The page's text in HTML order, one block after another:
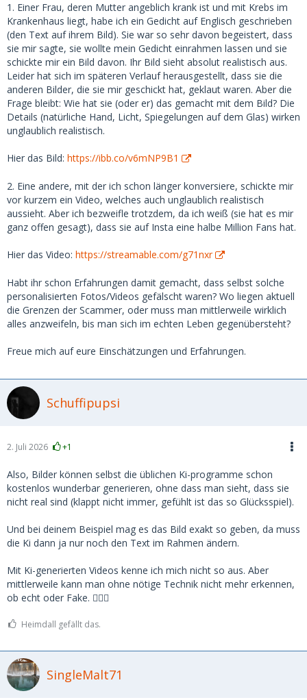
1. Einer Frau, deren Mutter angeblich krank ist und mit Krebs im
Krankenhaus liegt, habe ich ein Gedicht auf Englisch geschrieben
(den Text auf ihrem Bild). Sie war so sehr davon begeistert, dass
sie mir sagte, sie wollte mein Gedicht einrahmen lassen und sie
schickte mir ein Bild davon. Ihr Bild sieht absolut realistisch aus.
Leider hat sich im späteren Verlauf herausgestellt, dass sie die
anderen Bilder, die sie mir geschickt hat, geklaut waren. Aber die
Frage bleibt: Wie hat sie (oder er) das gemacht mit dem Bild? Die
Details (natürliche Hand, Licht, Spiegelungen auf dem Glas) wirken
unglaublich realistisch.
Hier das Bild: https://ibb.co/v6mNP9B1
2. Eine andere, mit der ich schon länger konversiere, schickte mir
vor kurzem ein Video, welches auch unglaublich realistisch
aussieht. Aber ich bezweifle trotzdem, da ich weiß (sie hat es mir
ganz offen gesagt), dass sie auf Insta eine halbe Million Fans hat.
Hier das Video: https://streamable.com/g71nxr
Habt ihr schon Erfahrungen damit gemacht, dass selbst solche
personalisierten Fotos/Videos gefälscht waren? Wo liegen aktuell
die Grenzen der Scammer, oder muss man mittlerweile wirklich
alles anzweifeln, bis man sich im echten Leben gegenübersteht?
Freue mich auf eure Einschätzungen und Erfahrungen.
Schuffipupsi
2. Juli 2026 +1
Also, Bilder können selbst die üblichen Ki-programme schon
kostenlos wunderbar generieren, ohne dass man sieht, dass sie
nicht real sind (klappt nicht immer, gefühlt ist das so Glücksspiel).
Und bei deinem Beispiel mag es das Bild exakt so geben, da muss
die Ki dann ja nur noch den Text im Rahmen ändern.
Mit Ki-generierten Videos kenne ich mich nicht so aus. Aber
mittlerweile kann man ohne nötige Technik nicht mehr erkennen,
ob echt oder Fake. 🤷🏻‍♀️
Heimdall gefällt das.
SingleMalt71